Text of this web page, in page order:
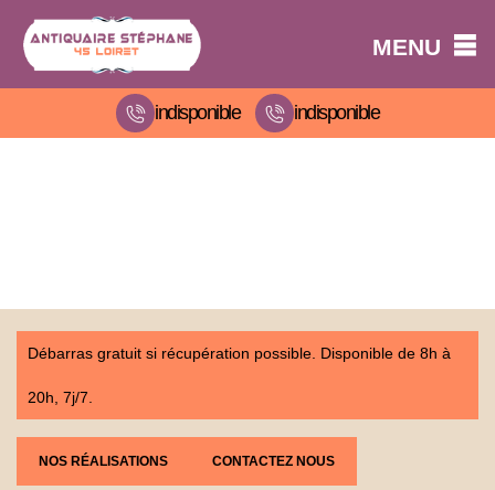
MENU
indisponible indisponible
Débarras gratuit si récupération possible. Disponible de 8h à
20h, 7j/7.
NOS RÉALISATIONS CONTACTEZ NOUS